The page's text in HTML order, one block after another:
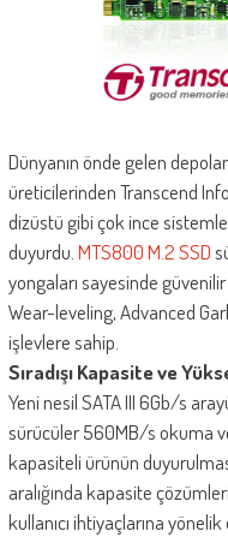
Dünyanın önde gelen
üreticilerinden Transcend
dizüstü gibi çok ince
duyurdu.MTS800 M.2 SSD
yongaları sayesinde güvenilir
Wear-leveling, Advanced
işlevlere sahip.
Sıradışı Kapasite ve
Yeni nesil SATA III 6Gb/s
sürücüler 560MB/s okuma
kapasiteli ürünün
aralığında kapasite
kullanıcı ihtiyaçlarına